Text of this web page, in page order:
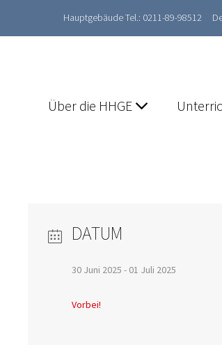
Hauptgebäude Tel.: 0211-89-98512
Über die HHGE
DATUM
30 Juni 2025 - 01 Juli 2025
Vorbei!